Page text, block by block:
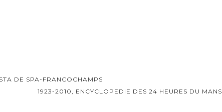
DE SPA-FRANCOCHAMPS
1923-2010, ENCYCLOPEDIE DES 24 HEURES DU MANS